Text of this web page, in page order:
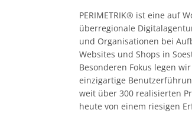
PERIMETRIK® ist eine auf
überregionale
und Organisationen bei
Websites und Shops in
Besonderen Fokus legen
einzigartige
weit über 300 realisierten
heute von einem riesigen